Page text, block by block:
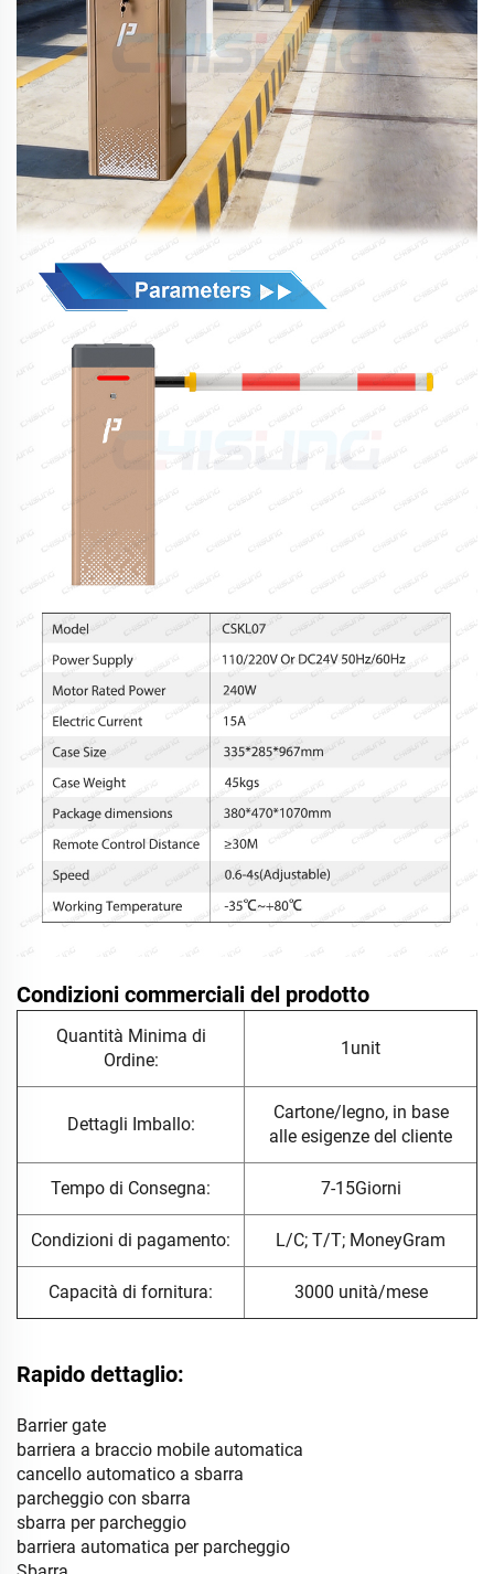
Condizioni commerciali del prodotto
Quantità Minima di
Ordine:
1unit
Dettagli Imballo:
Cartone/legno, in base
alle esigenze del cliente
Tempo di Consegna: 7-15Giorni
Condizioni di pagamento: L/C; T/T; MoneyGram
Capacità di fornitura: 3000 unità/mese
Rapido dettaglio:
Barrier gate
barriera a braccio mobile automatica
cancello automatico a sbarra
parcheggio con sbarra
sbarra per parcheggio
barriera automatica per parcheggio